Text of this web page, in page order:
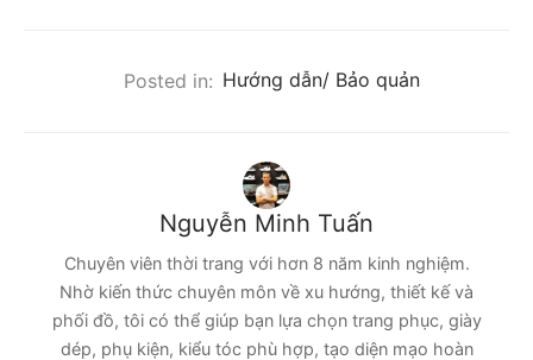
Posted in: Hướng dẫn/ Bảo quản
Nguyễn Minh Tuấn
Chuyên viên thời trang với hơn 8 năm kinh nghiệm.
Nhờ kiến thức chuyên môn về xu hướng, thiết kế và
phối đồ, tôi có thể giúp bạn lựa chọn trang phục, giày
dép, phụ kiện, kiểu tóc phù hợp, tạo diện mạo hoàn